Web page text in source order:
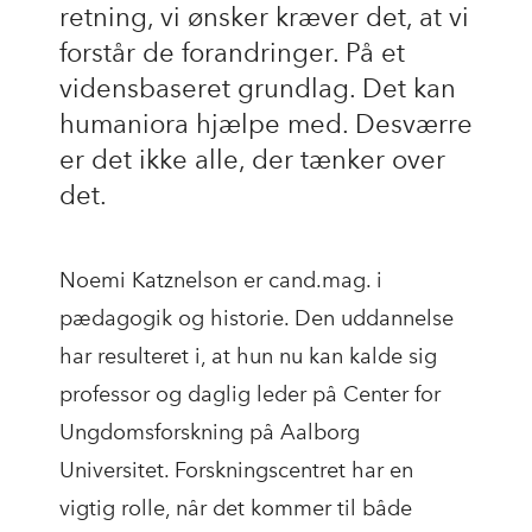
retning, vi ønsker kræver det, at vi
forstår de forandringer. På et
vidensbaseret grundlag. Det kan
humaniora hjælpe med. Desværre
er det ikke alle, der tænker over
det.
Noemi Katznelson er cand.mag. i
pædagogik og historie. Den uddannelse
har resulteret i, at hun nu kan kalde sig
professor og daglig leder på Center for
Ungdomsforskning på Aalborg
Universitet. Forskningscentret har en
vigtig rolle, når det kommer til både